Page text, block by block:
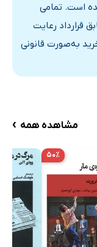
است. تمامی
قرارداد رعایت
به‌صورت قانونی
مشاهده همه ›
۵۰٪